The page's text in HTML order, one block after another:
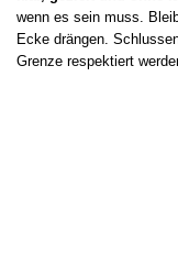
wenn es sein muss.
Ecke drängen.
Grenze respektiert